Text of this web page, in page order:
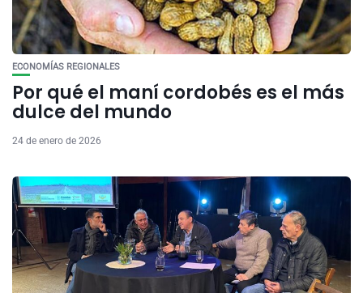
ECONOMÍAS REGIONALES
Por qué el maní cordobés es el más
dulce del mundo
24 de enero de 2026